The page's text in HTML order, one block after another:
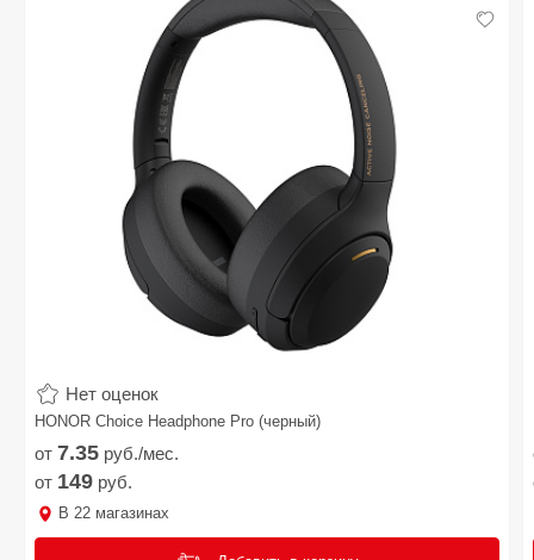
Нет оценок
HONOR Choice Headphone Pro (черный)
от 7.35 руб./мес.
от 149 руб.
В 22 магазинах